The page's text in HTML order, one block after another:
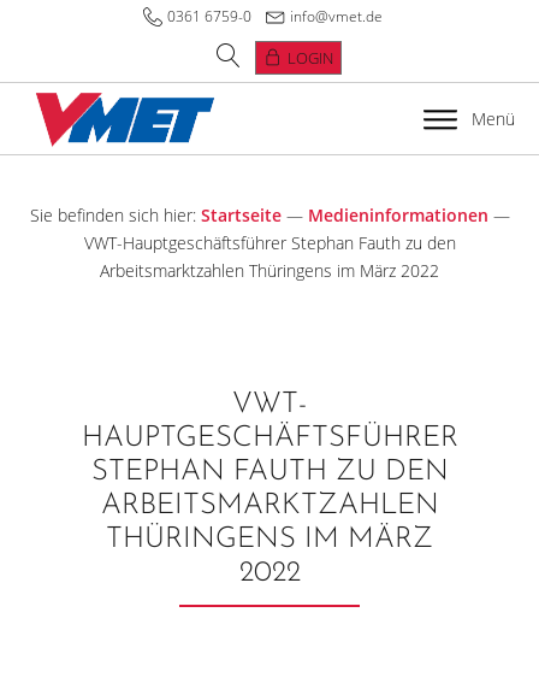
0361 6759-0 info@vmet.de
LOGIN
Menü
Sie befinden sich hier: Startseite— Medieninformationen —
VWT-Hauptgeschäftsführer Stephan Fauth zu den
Arbeitsmarktzahlen Thüringens im März 2022
VWT-
HAUPTGESCHÄFTSFÜHRER
STEPHAN FAUTH ZU DEN
ARBEITSMARKTZAHLEN
THÜRINGENS IM MÄRZ
2022